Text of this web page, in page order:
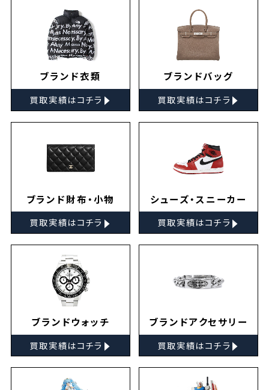
ブランド衣類
買取実績はコチラ ▸
ブランドバッグ
買取実績はコチラ ▸
ブランド財布・小物
買取実績はコチラ ▸
シューズ・スニーカー
買取実績はコチラ ▸
ブランドウォッチ
買取実績はコチラ ▸
ブランドアクセサリー
買取実績はコチラ ▸